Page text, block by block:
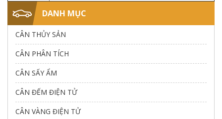
DANH MỤC
CÂN THỦY SẢN
CÂN PHÂN TÍCH
CÂN SẤY ẨM
CÂN ĐẾM ĐIỆN TỬ
CÂN VÀNG ĐIỆN TỬ